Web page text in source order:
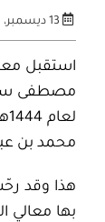
13 ديسمبر، 2022
استقبل
محمد بن
هذا وقد
بها معالي